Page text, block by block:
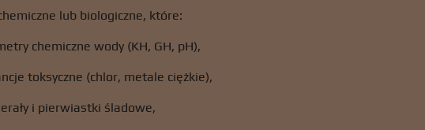
lub biologiczne, które:
chemiczne wody (KH, GH, pH),
toksyczne (chlor, metale ciężkie),
i pierwiastki śladowe,